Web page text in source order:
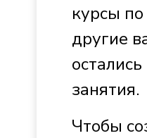
курсы
другие
занятия.
Чтобы